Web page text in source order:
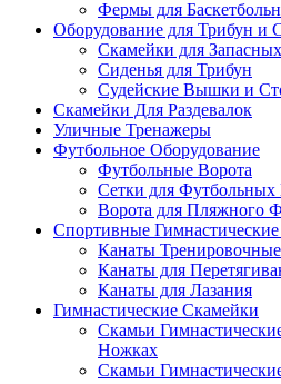
Фермы для
Оборудование для Трибун и
Скамейки для
Сиденья для Трибун
Судейские Вышки и
Скамейки Для Раздевалок
Уличные Тренажеры
Футбольное Оборудование
Футбольные Ворота
Сетки для Футбольных
Ворота для Пляжного
Спортивные
Канаты Тренировочные
Канаты для
Канаты для Лазания
Гимнастические Скамейки
Скамьи
Ножках
Скамьи